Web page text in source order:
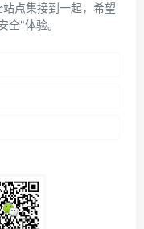
点集接到一起，希望
全"体验。